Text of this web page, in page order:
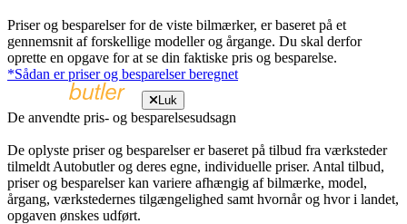
Priser og besparelser for de viste bilmærker, er baseret på et
gennemsnit af forskellige modeller og årgange. Du skal derfor
oprette en opgave for at se din faktiske pris og besparelse.
*Sådan er priser og besparelser beregnet
Luk
De anvendte pris- og besparelsesudsagn
De oplyste priser og besparelser er baseret på tilbud fra værksteder
tilmeldt Autobutler og deres egne, individuelle priser. Antal tilbud,
priser og besparelser kan variere afhængig af bilmærke, model,
årgang, værkstedernes tilgængelighed samt hvornår og hvor i landet,
opgaven ønskes udført.